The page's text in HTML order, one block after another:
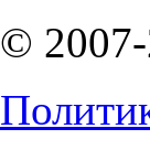
© 2007-